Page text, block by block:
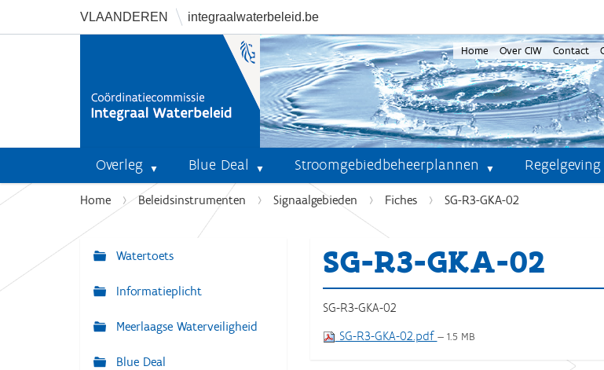
VLAANDEREN integraalwaterbeleid.be
Home Over CIW Contact
Overleg Blue Deal Stroomgebiedbeheerplannen Regelgeving
U
e
Home Beleidsinstrumenten Signaalgebieden Fiches SG-R3-GKA-02
SG-R3-GKA-02
SG-R3-GKA-02
SG-R3-GKA-02.pdf — 1.5 MB
N
a
i
g
Watertoets
Informatieplicht
Meerlaagse Waterveiligheid
Blue Deal